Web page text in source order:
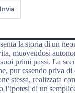
Invia
la storia di un
muovendosi
primi passi. La
pur essendo priva
stessa, realizzata
l’ipotesi di un